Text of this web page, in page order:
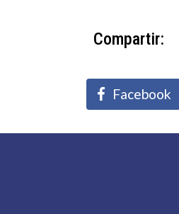
Compartir:
Facebook